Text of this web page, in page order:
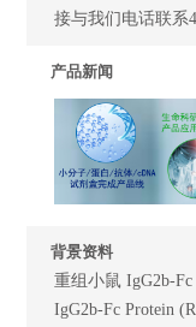
接与我们电话联系
产品新闻
背景资料
重组小鼠 IgG2b-Fc
IgG2b-Fc Protein